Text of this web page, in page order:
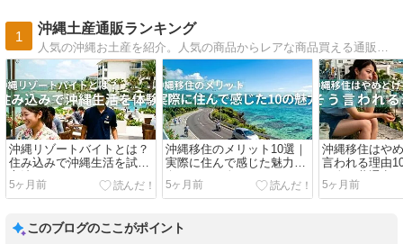
1
沖縄土産通販ランキング
沖縄リゾートバイトとは？
住み込みで沖縄生活を試す
方法｜メリット・デメリッ
ト・求人の探し方
5ヶ月前
沖縄移住のメリット10選｜
実際に住んで感じた魅力と
向いている人
5ヶ月前
沖縄移住はや
言われる理由
る人の共通点
5ヶ月前
このブログのここがポイント